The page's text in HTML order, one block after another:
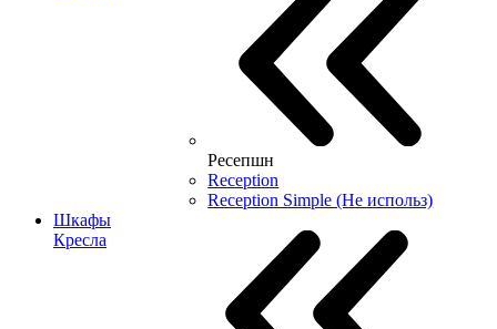
Ресепшн
Reception
Reception Simple (Не использ)
Шкафы
Кресла